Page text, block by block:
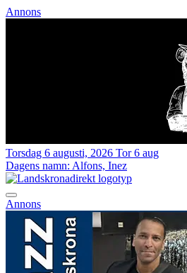
Annons
Torsdag 6 augusti, 2026 Tor 6 aug
Dagens namn: Alfons, Inez
Annons